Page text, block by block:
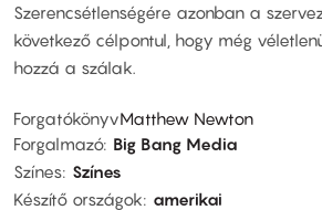
Szerencsétlenségére azonban a
következő célpontul, hogy még
hozzá a szálak.
ForgatókönyvMatthew Newton
Forgalmazó Big Bang Media
Színes Színes
Készítő országok
amerikai